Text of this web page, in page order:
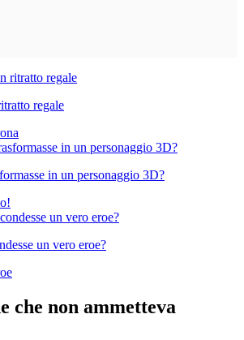
regale
in un personaggio 3D?
un vero eroe?
che non ammetteva